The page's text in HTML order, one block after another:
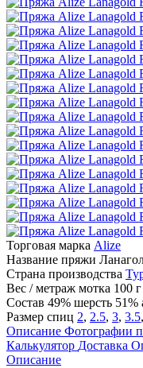
Торговая марка Alize
Название пряжи
Страна производства
Вес / метраж мотка 100
Состав 49% шерсть 51%
Размер спиц 2, 2.5, 3, 3.5,
Описание Фотографии
Калькулятор Доставка
Описание